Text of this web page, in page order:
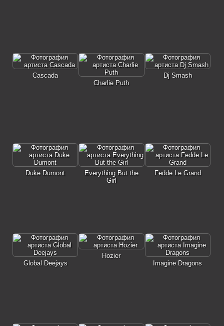
Cascada
Charlie Puth
Dj Smash
Duke Dumont
Everything But the
Girl
Fedde Le Grand
Global Deejays
Hozier
Imagine Dragons